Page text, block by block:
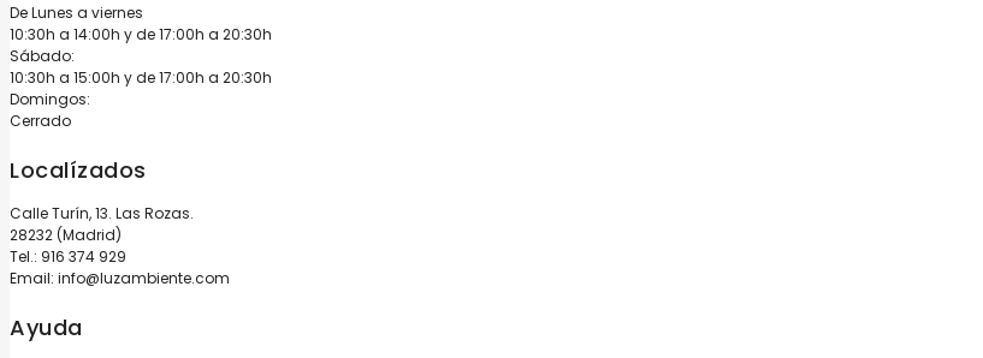
De Lunes a viernes
10:30h a 14:00h y de 17:00h a 20:30h
Sábado:
10:30h a 15:00h y de 17:00h a 20:30h
Domingos:
Cerrado
Localízados
Calle Turín, 13. Las Rozas.
28232 (Madrid)
Tel.: 916 374 929
Email: info@luzambiente.com
Ayuda